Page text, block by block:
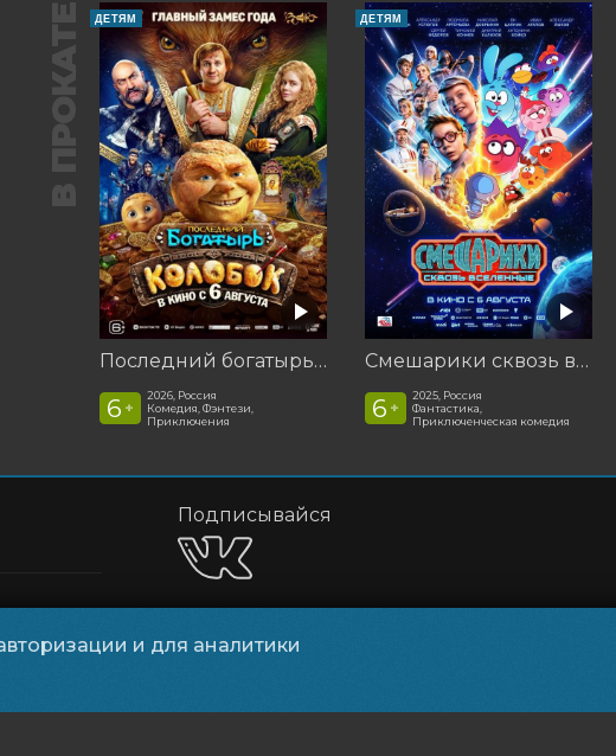
В ПРОКАТЕ ДЕТЯМ
Последний богатырь. Колобок
6 +
2026, Россия
Комедия, Фэнтези,
Приключения
ДЕТЯМ
Смешарики сквозь вселенные
6 +
2025, Россия
Фантастика,
Приключенческая комедия
и для аналитики
Подписывайся